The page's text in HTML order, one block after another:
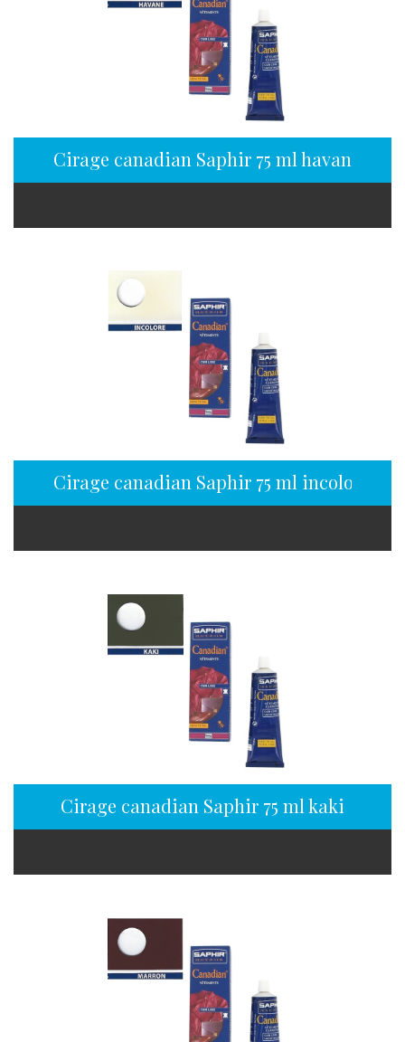
Cirage canadian Saphir 75 ml havane
Cirage canadian Saphir 75 ml incolore
Cirage canadian Saphir 75 ml kaki